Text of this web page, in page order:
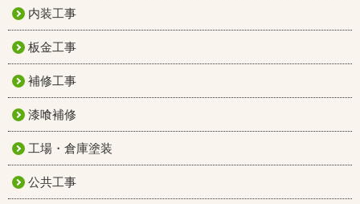
内装工事
板金工事
補修工事
漆喰補修
工場・倉庫塗装
公共工事